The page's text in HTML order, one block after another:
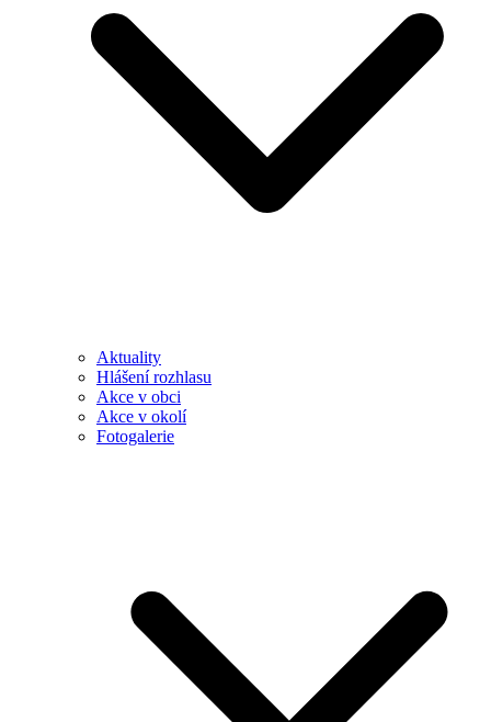
Aktuality
Hlášení rozhlasu
Akce v obci
Akce v okolí
Fotogalerie